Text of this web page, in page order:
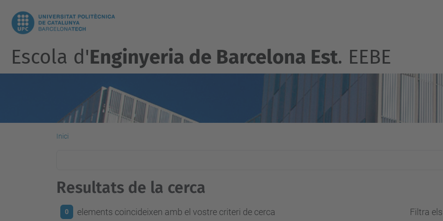
Escola d'Enginyeria de Barcelona Est. EEBE
Inici
Resultats de la cerca
0 elements coincideixen amb el vostre criteri de cerca Filtra